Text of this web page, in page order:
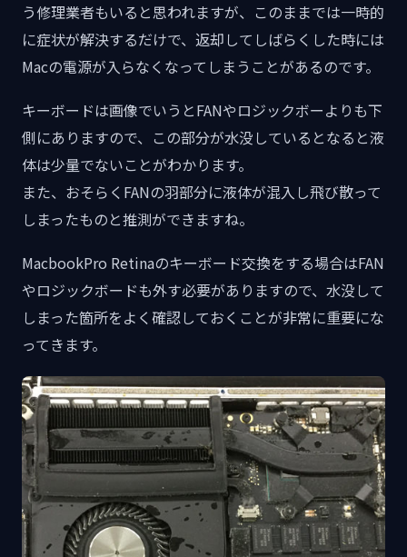
う修理業者もいると思われますが、このままでは一時的
に症状が解決するだけで、返却してしばらくした時には
Macの電源が入らなくなってしまうことがあるのです。
キーボードは画像でいうとFANやロジックボーよりも下
側にありますので、この部分が水没しているとなると液
体は少量でないことがわかります。
また、おそらくFANの羽部分に液体が混入し飛び散って
しまったものと推測ができますね。
MacbookPro Retinaのキーボード交換をする場合はFAN
やロジックボードも外す必要がありますので、水没して
しまった箇所をよく確認しておくことが非常に重要にな
ってきます。